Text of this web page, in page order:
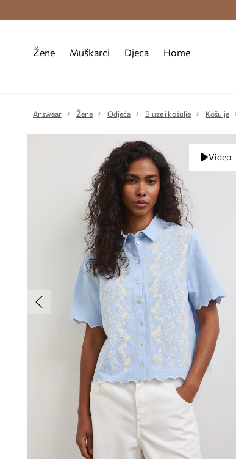
Žene Muškarci Djeca Home
Answear Žene Odjeća Bluze i košulje Košulje
Video